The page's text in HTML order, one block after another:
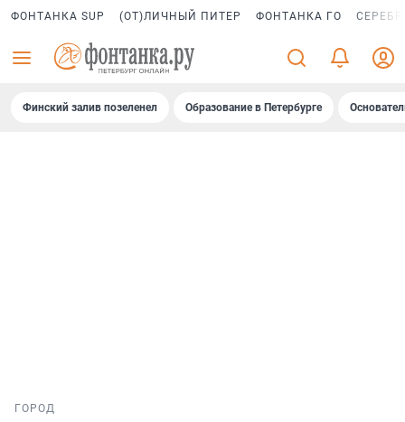
ФОНТАНКА SUP (ОТ)ЛИЧНЫЙ ПИТЕР ФОНТАНКА ГО
Финский залив позеленел Образование в Петербурге
ГОРОД